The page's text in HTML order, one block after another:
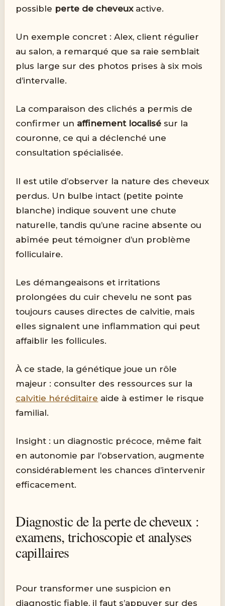
possible perte de cheveuxactive.
Un exemple concret : Alex, client régulier
au salon, a remarqué que sa raie semblait
plus large sur des photos prises à six mois
d’intervalle.
La comparaison des clichés a permis de
confirmer un affinement localisé sur la
couronne, ce qui a déclenché une
consultation spécialisée.
Il est utile d’observer la nature des cheveux
perdus. Un bulbe intact (petite pointe
blanche) indique souvent une chute
naturelle, tandis qu’une racine absente ou
abîmée peut témoigner d’un problème
folliculaire.
Les démangeaisons et irritations
prolongées du cuir chevelu ne sont pas
toujours causes directes de calvitie, mais
elles signalent une inflammation qui peut
affaiblir les follicules.
À ce stade, la génétique joue un rôle
majeur : consulter des ressources sur la
calvitie héréditaire aide à estimer le risque
familial.
Insight : un diagnostic précoce, même fait
en autonomie par l’observation, augmente
considérablement les chances d’intervenir
efficacement.
Diagnostic de la perte de cheveux :
examens, trichoscopie et analyses
capillaires
Pour transformer une suspicion en
diagnostic fiable, il faut s’appuyer sur des